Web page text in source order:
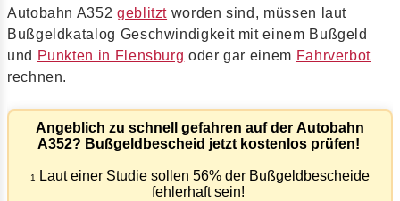
Autobahn A352 geblitzt worden sind, müssen laut
Bußgeldkatalog Geschwindigkeit mit einem Bußgeld
und Punkten in Flensburg oder gar einem Fahrverbot
rechnen.
Angeblich zu schnell gefahren auf der Autobahn
A352? Bußgeldbescheid jetzt kostenlos prüfen!
1
Laut einer Studie sollen 56% der Bußgeldbescheide
fehlerhaft sein!